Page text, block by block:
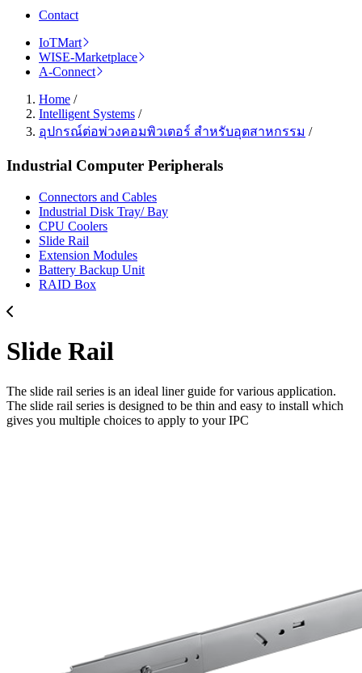
Contact
IoTMart
WISE-Marketplace
A-Connect
Home /
Intelligent Systems /
อุปกรณ์ต่อพ่วงคอมพิวเตอร์ สำหรับอุตสาหกรรม /
Industrial Computer Peripherals
Connectors and Cables
Industrial Disk Tray/ Bay
CPU Coolers
Slide Rail
Extension Modules
Battery Backup Unit
RAID Box
Slide Rail
The slide rail series is an ideal liner guide for various application.
The slide rail series is designed to be thin and easy to install which
gives you multiple choices to apply to your IPC